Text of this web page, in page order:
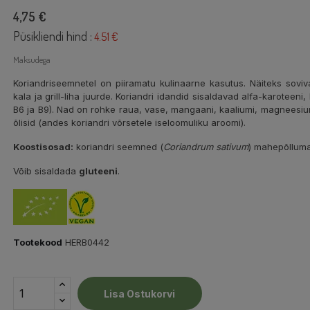
4,75 €
Püsikliendi hind : 4.51 €
Maksudega
Koriandriseemnetel on piiramatu kulinaarne kasutus. Näiteks
kala ja grill-liha juurde. Koriandri idandid sisaldavad alfa-karoteeni,
B6 ja B9). Nad on rohke raua, vase, mangaani, kaaliumi,
õlisid (andes koriandri võrsetele iseloomuliku aroomi).
Koostisosad: koriandri seemned (Coriandrum sativum)
Võib sisaldada gluteeni.
Tootekood HERB0442
Lisa Ostukorvi